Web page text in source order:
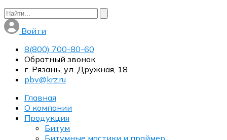
Войти
8(800) 700-80-60
Обратный звонок
г. Рязань, ул. Дружная, 18
pbv@krz.ru
Главная
О компании
Продукция
Битум
Битумные мастики и праймер